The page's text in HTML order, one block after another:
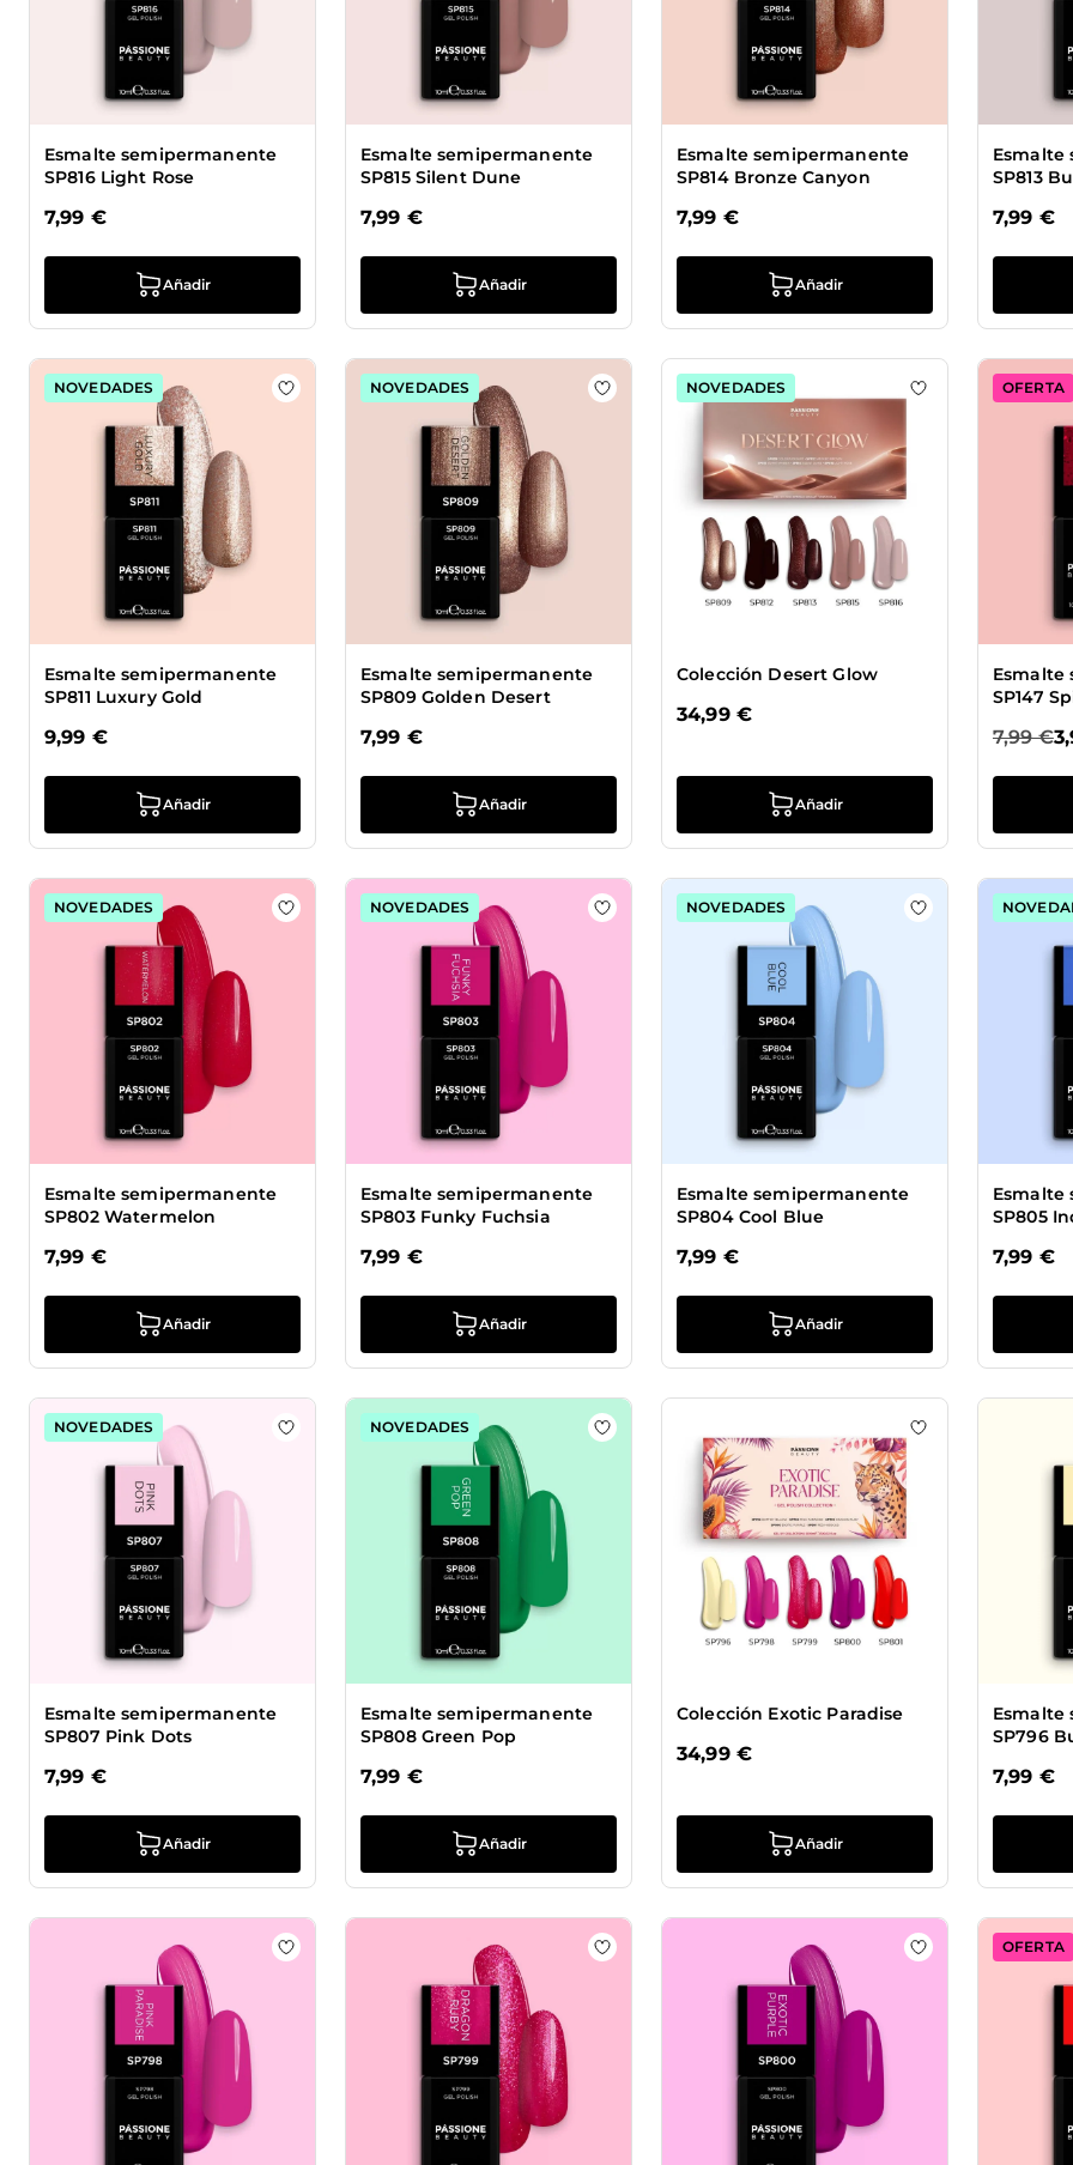
Esmalte semipermanente
SP816 Light Rose
7,99 €
Añadir
Esmalte semipermanente
SP815 Silent Dune
7,99 €
Añadir
Esmalte semipermanente
SP814 Bronze Canyon
7,99 €
Añadir
Esmalte
SP813
7,99 €
NOVEDADES
Esmalte semipermanente
SP811 Luxury Gold
9,99 €
Añadir
Añadir a la lista de deseos Esmalte semipermanente SP811 Luxury Gold
NOVEDADES
Esmalte semipermanente
SP809 Golden Desert
7,99 €
Añadir
Añadir a la lista de deseos Esmalte semipermanente
NOVEDADES
Colección Desert Glow
34,99 €
Añadir
Añadir a la lista
OFERTA
Esmalte
SP147
7,99 €
NOVEDADES
Esmalte semipermanente
SP802 Watermelon
7,99 €
Añadir
Añadir a la lista de deseos Esmalte semipermanente SP802 Watermelon
NOVEDADES
Esmalte semipermanente
SP803 Funky Fuchsia
7,99 €
Añadir
Añadir a la lista de deseos Esmalte semipermanente
NOVEDADES
Esmalte semipermanente
SP804 Cool Blue
7,99 €
Añadir
Añadir a la lista
Esmalte
SP805
7,99 €
NOVEDADES
Esmalte semipermanente
SP807 Pink Dots
7,99 €
Añadir
Añadir a la lista de deseos Esmalte semipermanente SP807 Pink Dots
NOVEDADES
Esmalte semipermanente
SP808 Green Pop
7,99 €
Añadir
Añadir a la lista de deseos Esmalte semipermanente
Colección Exotic Paradise
34,99 €
Añadir
Añadir a la lista
Esmalte
SP796
7,99 €
Añadir a la lista de deseos Esmalte semipermanente SP798 Pink Paradise
Añadir a la lista de deseos Esmalte semipermanente
Añadir a la lista
OFERTA